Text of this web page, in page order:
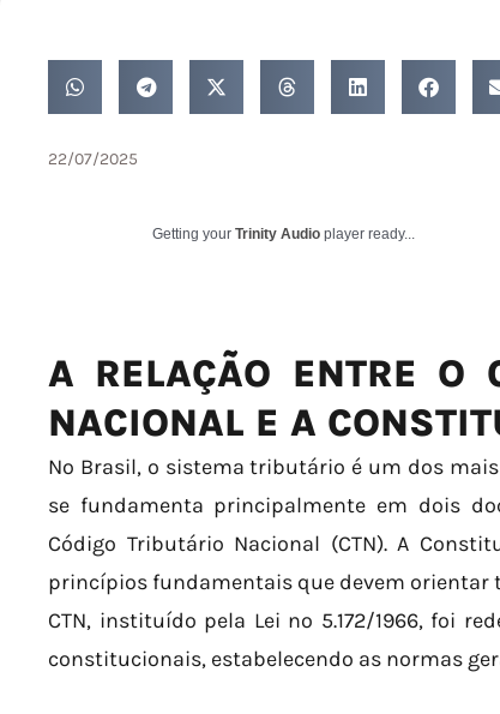
22/07/2025
Getting your Trinity Audio player ready...
A RELAÇÃO ENTRE O
NACIONAL E A
No Brasil, o sistema tributário é um dos
se fundamenta principalmente em dois
Código Tributário Nacional (CTN). A
princípios fundamentais que devem orientar
CTN, instituído pela Lei nº 5.172/1966, foi
constitucionais, estabelecendo as normas